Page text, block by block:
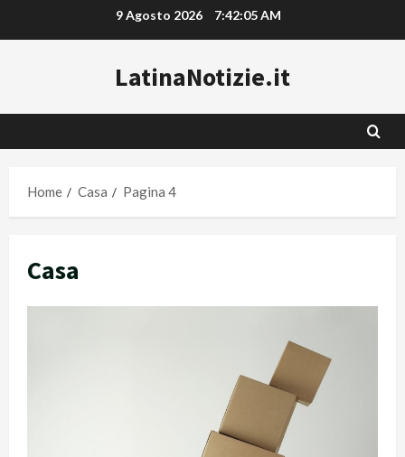
al
9 Agosto 2026 7:42:06 AM
LatinaNotizie.it
Home Casa Pagina 4
Casa